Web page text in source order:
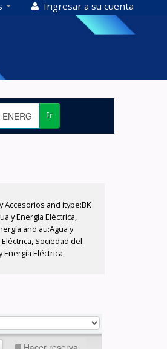
Ingresar a su cuenta
Ir
Accesorios and itype:BK
y Energía Eléctrica,
and au:Agua y
Sociedad del
Energía Eléctrica,